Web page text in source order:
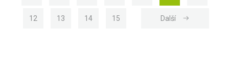
12(current)
13(current)
14(current)
15(current) Další